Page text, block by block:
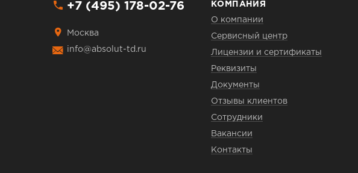
+7 (495) 178-02-76
Москва
info@absolut-td.ru
КОМПАНИЯ
О компании
Сервисный центр
Лицензии и сертификаты
Реквизиты
Документы
Отзывы клиентов
Сотрудники
Вакансии
Контакты